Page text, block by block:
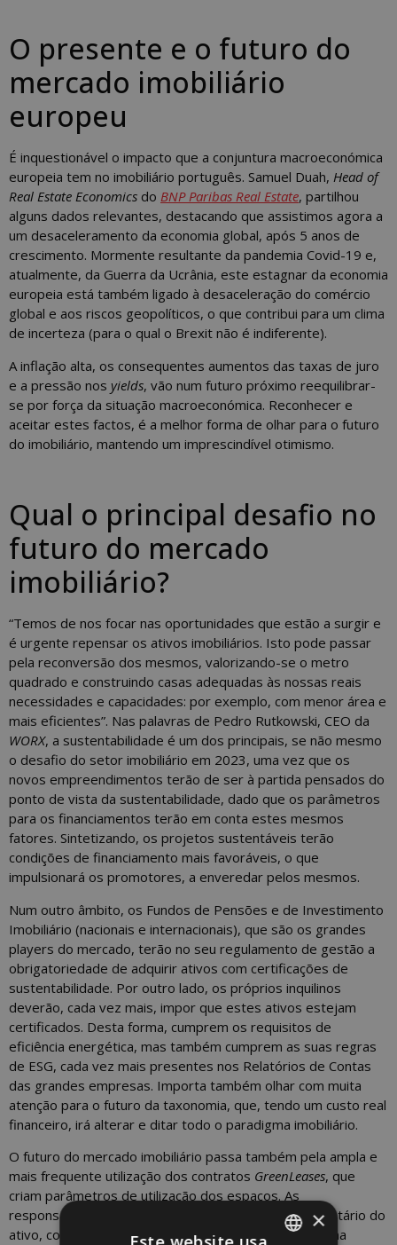
O presente e o futuro do
mercado imobiliário
europeu
É inquestionável o impacto que a conjuntura macroeconómica
europeia tem no imobiliário português. Samuel Duah, Head of
Real Estate Economics do BNP Paribas Real Estate, partilhou
alguns dados relevantes, destacando que assistimos agora a
um desaceleramento da economia global, após 5 anos de
crescimento. Mormente resultante da pandemia Covid-19 e,
atualmente, da Guerra da Ucrânia, este estagnar da economia
europeia está também ligado à desaceleração do comércio
global e aos riscos geopolíticos, o que contribui para um clima
de incerteza (para o qual o Brexit não é indiferente).
A inflação alta, os consequentes aumentos das taxas de juro
e a pressão nos yields, vão num futuro próximo reequilibrar-
se por força da situação macroeconómica. Reconhecer e
aceitar estes factos, é a melhor forma de olhar para o futuro
do imobiliário, mantendo um imprescindível otimismo.
Qual o principal desafio no
futuro do mercado
imobiliário?
“Temos de nos focar nas oportunidades que estão a surgir e
é urgente repensar os ativos imobiliários. Isto pode passar
pela reconversão dos mesmos, valorizando-se o metro
quadrado e construindo casas adequadas às nossas reais
necessidades e capacidades: por exemplo, com menor área e
mais eficientes”. Nas palavras de Pedro Rutkowski, CEO da
WORX, a sustentabilidade é um dos principais, se não mesmo
o desafio do setor imobiliário em 2023, uma vez que os
novos empreendimentos terão de ser à partida pensados do
ponto de vista da sustentabilidade, dado que os parâmetros
para os financiamentos terão em conta estes mesmos
fatores. Sintetizando, os projetos sustentáveis terão
condições de financiamento mais favoráveis, o que
impulsionará os promotores, a enveredar pelos mesmos.
Num outro âmbito, os Fundos de Pensões e de Investimento
Imobiliário (nacionais e internacionais), que são os grandes
players do mercado, terão no seu regulamento de gestão a
obrigatoriedade de adquirir ativos com certificações de
sustentabilidade. Por outro lado, os próprios inquilinos
deverão, cada vez mais, impor que estes ativos estejam
certificados. Desta forma, cumprem os requisitos de
eficiência energética, mas também cumprem as suas regras
de ESG, cada vez mais presentes nos Relatórios de Contas
das grandes empresas. Importa também olhar com muita
atenção para o futuro da taxonomia, que, tendo um custo real
financeiro, irá alterar e ditar todo o paradigma imobiliário.
O futuro do mercado imobiliário passa também pela ampla e
mais frequente utilização dos contratos GreenLeases, que
criam parâmetros de utilização dos espaços. As
responsabilidades são agora não somente do proprietário do
ativo, como dos inquilinos, que terão de assegurar uma
×